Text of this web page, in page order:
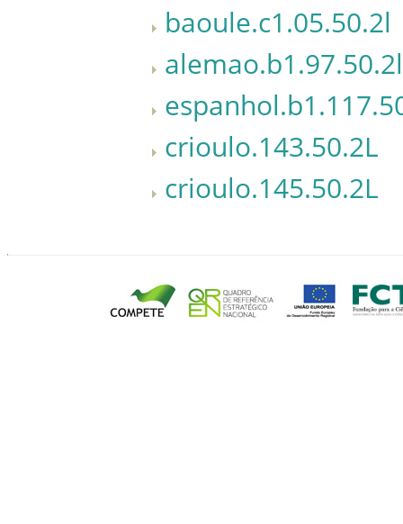
baoule.c1.05.50.2l
alemao.b1.97.50.2l
crioulo.143.50.2L
crioulo.145.50.2L